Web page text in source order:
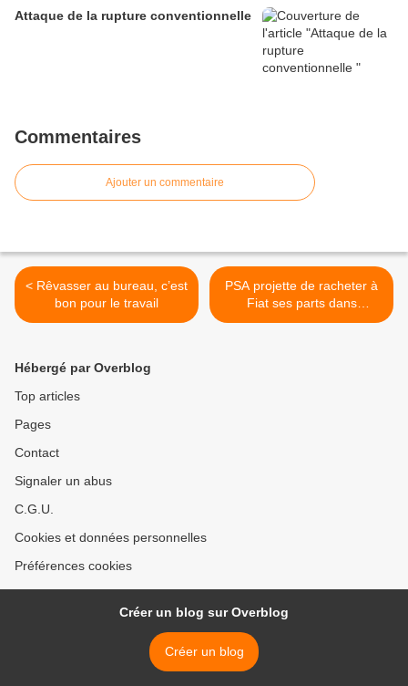
Attaque de la rupture conventionnelle
Commentaires
Ajouter un commentaire
< Rêvasser au bureau, c’est
bon pour le travail
PSA projette de racheter à
Fiat ses parts dans
Sevelnord (La Voix du
Hébergé par Overblog
Top articles
Pages
Contact
Signaler un abus
C.G.U.
Cookies et données personnelles
Préférences cookies
Créer un blog sur Overblog
Créer un blog